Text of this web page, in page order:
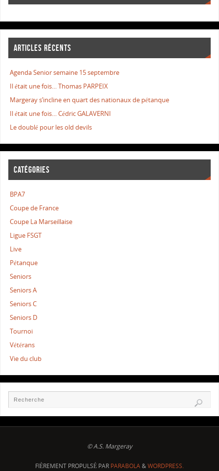
ARTICLES RÉCENTS
Agenda Senior semaine 15 septembre
Il était une fois… Thomas PARPEIX
Margeray s’incline en quart des nationaux de pétanque
Il était une fois… Cédric GALAVERNI
Le doublé pour les old devils
CATÉGORIES
BPA7
Coupe de France
Coupe La Marseillaise
Ligue FSGT
Live
Pétanque
Seniors
Seniors A
Seniors C
Seniors D
Tournoi
Vétérans
Vie du club
© A.S. Margeray
FIÈREMENT PROPULSÉ PAR PARABOLA&WORDPRESS.